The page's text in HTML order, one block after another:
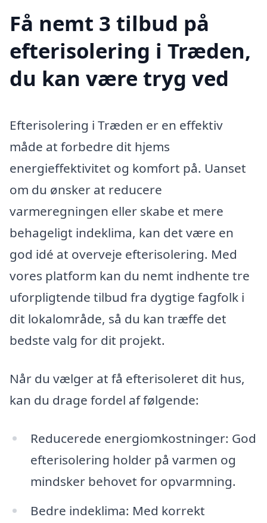
Få nemt 3 tilbud på
efterisolering i Træden,
du kan være tryg ved
Efterisolering i Træden er en effektiv
måde at forbedre dit hjems
energieffektivitet og komfort på. Uanset
om du ønsker at reducere
varmeregningen eller skabe et mere
behageligt indeklima, kan det være en
god idé at overveje efterisolering. Med
vores platform kan du nemt indhente tre
uforpligtende tilbud fra dygtige fagfolk i
dit lokalområde, så du kan træffe det
bedste valg for dit projekt.
Når du vælger at få efterisoleret dit hus,
kan du drage fordel af følgende:
Reducerede energiomkostninger: God
efterisolering holder på varmen og
mindsker behovet for opvarmning.
Bedre indeklima: Med korrekt